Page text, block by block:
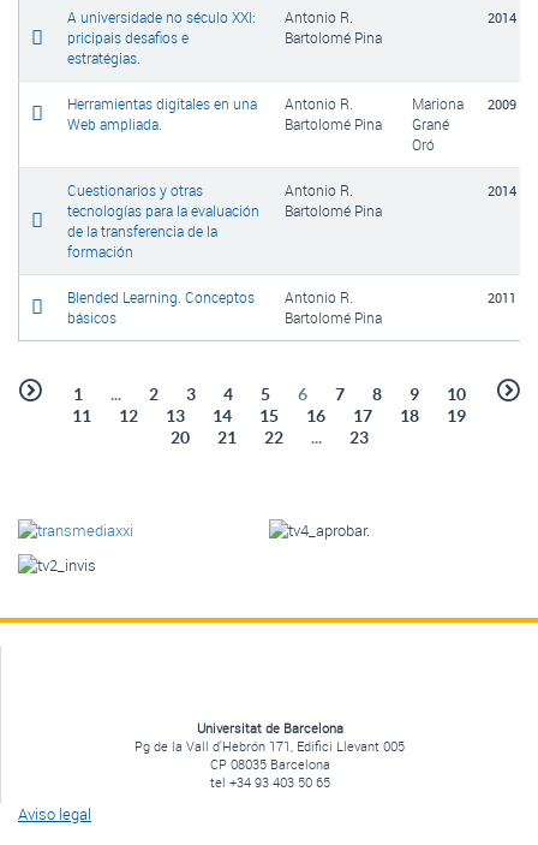
A universidade no século XXI:
pricipais desafios e
estratégias.
Antonio R.
Bartolomé Pina
2014
Herramientas digitales en una
Web ampliada.
Antonio R.
Bartolomé Pina
Mariona
Grané
Oró
2009
Cuestionarios y otras
tecnologías para la evaluación
de la transferencia de la
formación
Antonio R.
Bartolomé Pina
2014
Blended Learning. Conceptos
básicos
Antonio R.
Bartolomé Pina
2011
1 ... 2 3 4 5 6 7 8 9
10
11
12 13 14 15 16 17 18
19
20
21 22 ... 23
Universitat de Barcelona
Pg de la Vall d'Hebrón 171, Edifici Llevant 005
CP 08035 Barcelona
tel +34 93 403 50 65
Aviso legal